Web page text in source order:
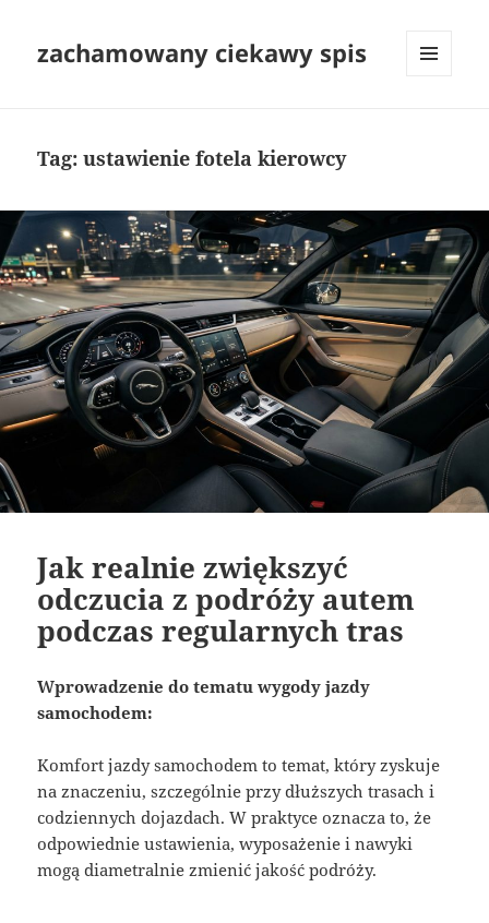
zachamowany ciekawy spis
Tag:ustawienie fotela kierowcy
Jak realnie zwiększyć
odczucia z podróży autem
podczas regularnych tras
Wprowadzenie do tematu wygody jazdy
samochodem:
Komfort jazdy samochodem to temat, który zyskuje
na znaczeniu, szczególnie przy dłuższych trasach i
codziennych dojazdach. W praktyce oznacza to, że
odpowiednie ustawienia, wyposażenie i nawyki
mogą diametralnie zmienić jakość podróży.